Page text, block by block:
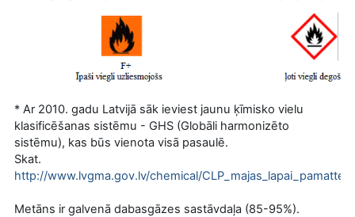
* Ar 2010. gadu Latvijā sāk ieviest jaunu ķīmisko vielu
klasificēšanas sistēmu - GHS (Globāli harmonizēto
sistēmu), kas būs vienota visā pasaulē.
Skat.
http://www.lvgma.gov.lv/chemical/
Metāns ir galvenā dabasgāzes sastāvdaļa (85-95%).